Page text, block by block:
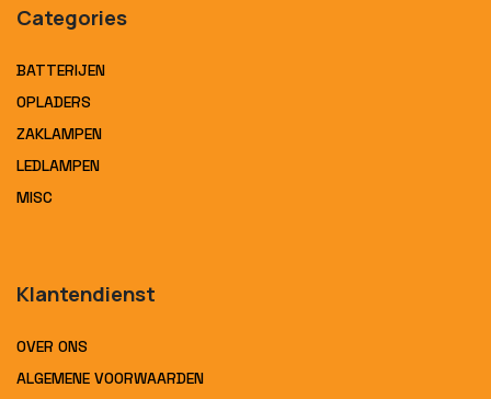
Categories
BATTERIJEN
OPLADERS
ZAKLAMPEN
LEDLAMPEN
MISC
Klantendienst
OVER ONS
ALGEMENE VOORWAARDEN